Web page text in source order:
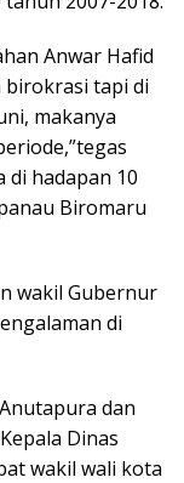
Anwar Hafid
birokrasi tapi di
makanya
di hadapan 10
Biromaru
wakil Gubernur
di
dan
Dinas
wakil wali kota